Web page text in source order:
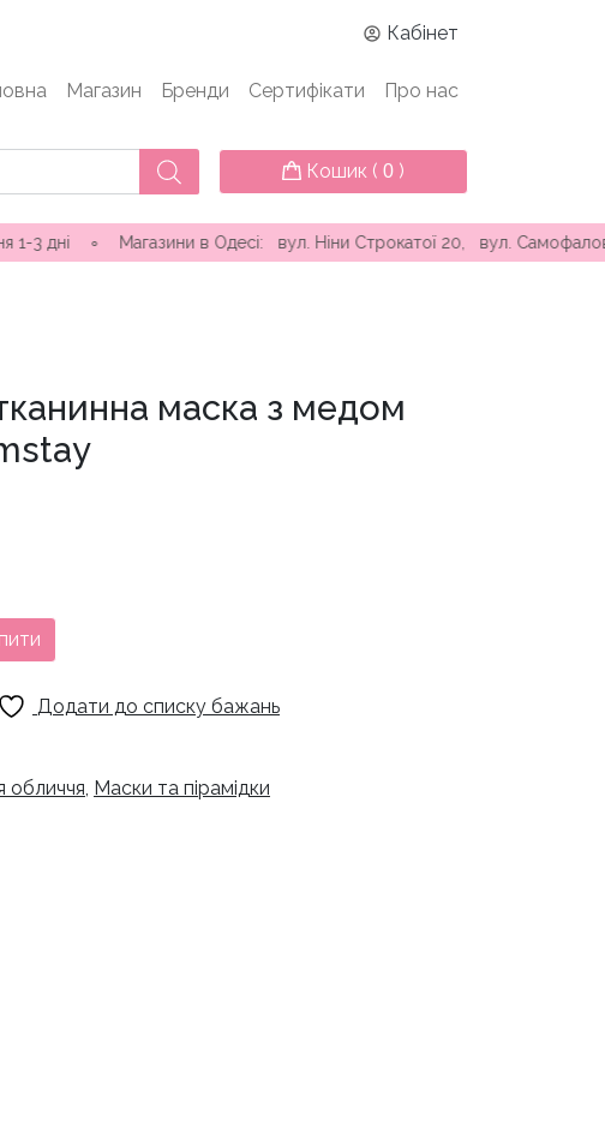
Кабінет
Магазин Бренди Сертифікати Про нас
Кошик ( 0 )
в Одесі: вул. Ніни Строкатої 20, вул. Самофалова (
маска з медом
Додати до списку бажань
обличчя, Маски та пірамідки